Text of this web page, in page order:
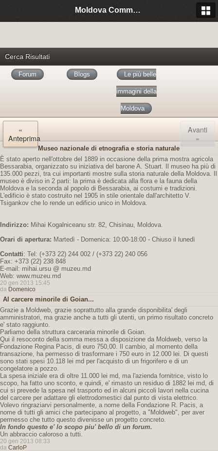
Moldova Community Italia
Cerca Risultati
Forum Blogs Le più belle
immagini della
Moldova
«
Anteprima
Avanti
»
Museo nazionale di etnografia e storia naturale
È stato aperto nell'ottobre del 1889 in occasione della prima mostra agricola
Bessarabia, organizzato su iniziativa del barone A. Stuart. Il museo ha più di
135.000 pezzi, tra cui importanti mostre sulla storia naturale della Moldova. Il
museo è diviso in 2 parti: la prima è dedicata alla flora e la fauna della
Moldova e la seconda al popolo di Bessarabia, ai costumi e tradizioni.
L'edificio è stato costruito nel 1905 in stile orientale dall'architetto V.
Tsigankov che lo rende un edificio unico in Moldova.
Indirizzo: Mihai Kogalniceanu str. 82, Chisinau, Moldova.
Orari di apertura: Martedì - Domenica: 10:00-18:00 - Chiuso il lunedì
Contatti: Tel: (+373 22) 244 002 / (+373 22) 240 056
Fax: +373 (22) 238 848
E-mail: mihai.ursu @ muzeu.md
Web: www.muzeu.md
20 gen 2013 15:45
da Domenico
Al carcere minorile di Goian...
Grazie a Moldweb, grazie soprattutto alla grande disponibilita' degli
amministratori, ma grazie anche a tutti gli utenti, un primo risultato concreto
e' stato raggiunto.
Parliamo della struttura carceraria minorile di Goian.
Qui il resoconto della somma messa a disposizione da Moldweb, verso la
Fondazione Regina Pacis, di euro 750,00. Il cambio, al momento della
transazione, ha permesso di trasformare i 750 euro in 12.000 lei. Di questi
sono stati spesi 10.118 lei md per l'acquisto di un frigorifero e di un
congelatore a pozzo.
La spesa iniziale era di oltre 11.000 lei md, ma l'azienda fornitrice, visto lo
scopo, ha fatto uno sconto, e quindi, e' rimasto un residuo di 1882 lei md, di
cui si prevede la spesa nel trasporto ed in alcuni piccoli lavori nella cucina
del carcere per adattare gli elettrodomestici dal punto di vista elettrico.
Volevo ringraziarvi personalmente, a nome della Fondazione R. Pacis, a
nome di tutti gli amici che partecipano al progetto, a "Moldweb", per aver
permesso che tutto questo divenisse un progetto concreto.
In fondo questo e' lo scopo piu' bello di un forum.
Un abbraccio caloroso a tutti.
20 gen 2013 08:33
da CarloP